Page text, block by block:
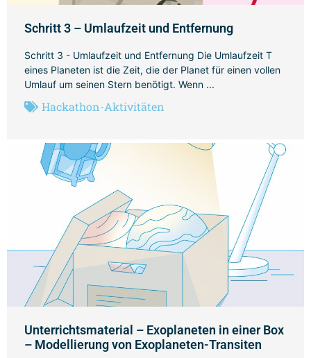
Schritt 3 – Umlaufzeit und Entfernung
Schritt 3 - Umlaufzeit und Entfernung Die Umlaufzeit T
eines Planeten ist die Zeit, die der Planet für einen vollen
Umlauf um seinen Stern benötigt. Wenn ...
Hackathon-Aktivitäten
Unterrichtsmaterial – Exoplaneten in einer Box
– Modellierung von Exoplaneten-Transiten